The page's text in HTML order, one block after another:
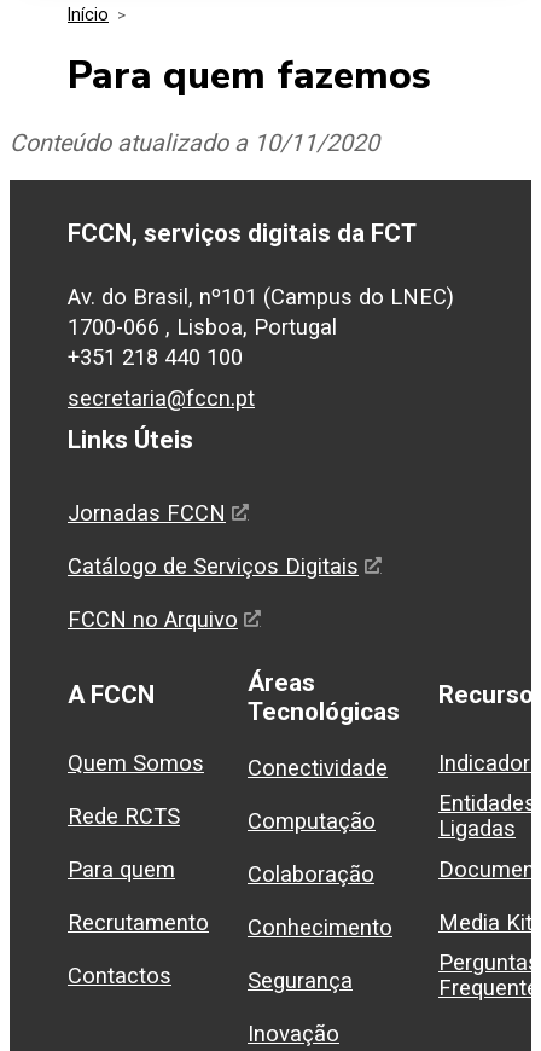
Media Kit
Entidades Ligadas
Perguntas Frequentes
Eventos
Início >
Para quem fazemos
Conteúdo atualizado a 10/11/2020
FCCN, serviços digitais da FCT
Av. do Brasil, nº101 (Campus do LNEC)
1700-066 , Lisboa, Portugal
+351 218 440 100
secretaria@fccn.pt
Links Úteis
Jornadas FCCN
Catálogo de Serviços Digitais
FCCN no Arquivo
A FCCN
Quem Somos
Rede RCTS
Para quem
Recrutamento
Contactos
Áreas
Tecnológicas
Conectividade
Computação
Colaboração
Conhecimento
Segurança
Inovação
Entidades
Ligadas
Media Kit
Perguntas